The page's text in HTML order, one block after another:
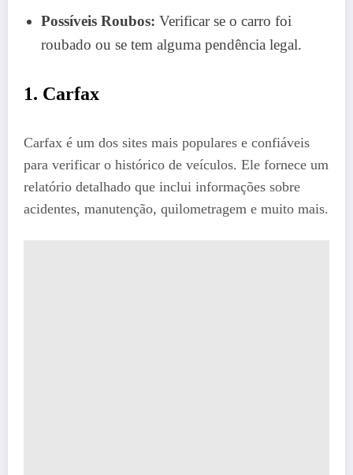
Possíveis Roubos: Verificar se o carro foi
roubado ou se tem alguma pendência legal.
1. Carfax
Carfax é um dos sites mais populares e confiáveis
para verificar o histórico de veículos. Ele fornece um
relatório detalhado que inclui informações sobre
acidentes, manutenção, quilometragem e muito mais.